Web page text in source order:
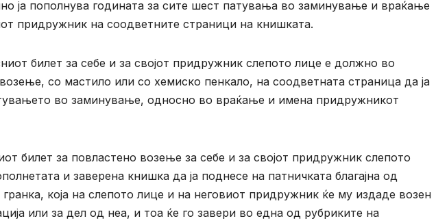
ја пополнува годината за сите шест патувања во заминување и враќање
придружник на соодветните страници на книшката.
билет за себе и за својот придружник слепото лице е должно во
со мастило или со хемиско пенкало, на соодветната страница да ја
во заминување, односно во враќање и имена придружникот
билет за повластено возење за себе и за својот придружник слепото
и заверена книшка да ја поднесе на патничката благајна од
гранка, која на слепото лице и на неговиот придружник ќе му издаде возен
или за дел од неа, и тоа ќе го завери во една од рубриките на